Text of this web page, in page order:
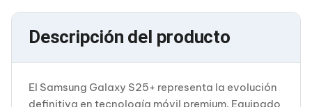
Cables KVM
Fuentes de Poder
Enfriamiento para Servidores
Soportes y Paneles
Servidores
Soportes de Datos
Descripción del producto
El Samsung Galaxy S25+ representa la evolución
definitiva en tecnología móvil premium. Equipado